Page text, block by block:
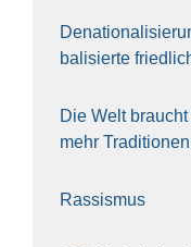
ba­li­sier­te
Die Welt
mehr Tra­di­tio­nen
Ras­sis­mus